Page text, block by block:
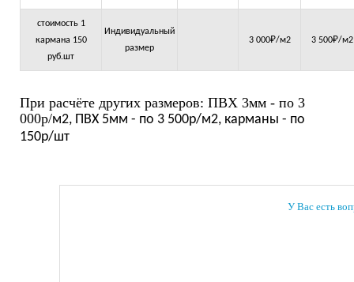
стоимость 1
кармана 150
руб.шт
Индивидуальный
размер
3 000₽/м2 3 500₽/м2
При расчёте других размеров: ПВХ 3мм - по 3
000р/м2, ПВХ 5мм - по 3 500р/м2, карманы - по
150р/шт
У Вас есть